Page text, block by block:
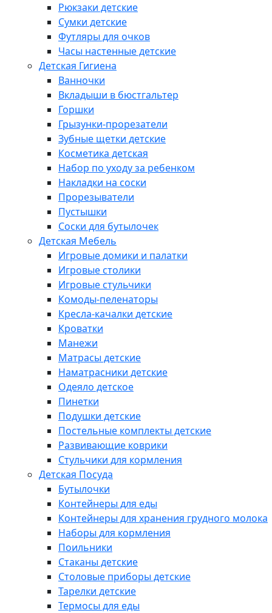
Рюкзаки детские
Сумки детские
Футляры для очков
Часы настенные детские
Детская Гигиена
Ванночки
Вкладыши в бюстгальтер
Горшки
Грызунки-прорезатели
Зубные щетки детские
Косметика детская
Набор по уходу за ребенком
Накладки на соски
Прорезыватели
Пустышки
Соски для бутылочек
Детская Мебель
Игровые домики и палатки
Игровые столики
Игровые стульчики
Комоды-пеленаторы
Кресла-качалки детские
Кроватки
Манежи
Матрасы детские
Наматрасники детские
Одеяло детское
Пинетки
Подушки детские
Постельные комплекты детские
Развивающие коврики
Стульчики для кормления
Детская Посуда
Бутылочки
Контейнеры для еды
Контейнеры для хранения грудного молока
Наборы для кормления
Поильники
Стаканы детские
Столовые приборы детские
Тарелки детские
Термосы для еды